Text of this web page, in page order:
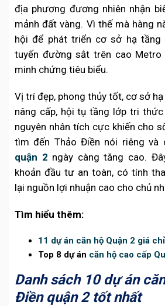
địa phương đương nhiên nhận
mảnh đất vàng. Vì thế mà hàng
hội để phát triển cơ sở hạ tầng
tuyến đường sắt trên cao
minh chứng tiêu biểu.
Vị trí đẹp, phong thủy tốt, cơ sở
nâng cấp, hội tụ tầng lớp tri
nguyên nhân tích cực khiến cho
tìm đến Thảo Điền nói riêng và
quận 2 ngày càng tăng cao.
khoản đầu tư an toàn, có tính
lại nguồn lợi nhuận cao cho chủ
Tìm hiểu thêm:
11 dự án căn hộ Quận 2 giá
Top 8 dự án căn hộ cao cấp
Danh sách 10 dự án
Điền quận 2 tốt nhất